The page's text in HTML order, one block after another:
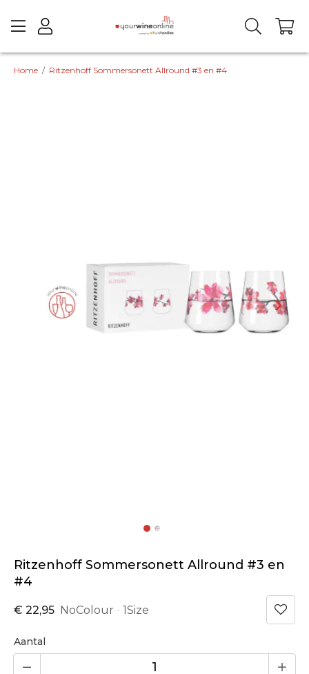
Home / Ritzenhoff Sommersonett Allround #3 en #4
Ritzenhoff Sommersonett Allround #3 en
#4
€ 22,95 NoColour - 1Size
Aantal